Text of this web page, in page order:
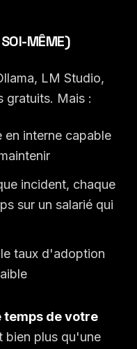
MÊME)
LM Studio,
gratuits. Mais :
interne capable
incident, chaque
sur un salarié qui
taux d'adoption
temps de votre
bien plus qu'une